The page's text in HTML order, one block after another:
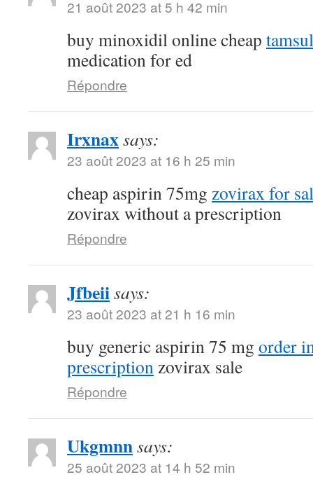
21 août 2023 at 5 h 42 min
buy minoxidil online cheap
medication for ed
Répondre
Irxnaxsays:
23 août 2023 at 16 h 25 min
cheap aspirin 75mg zovirax for
zovirax without a prescription
Répondre
Jfbeiisays:
23 août 2023 at 21 h 16 min
buy generic aspirin 75 mg order
prescriptionzovirax sale
Répondre
Ukgmnnsays:
25 août 2023 at 14 h 52 min